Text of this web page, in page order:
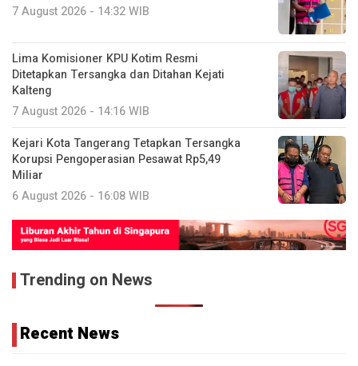
7 August 2026 - 14:32 WIB
Lima Komisioner KPU Kotim Resmi
Ditetapkan Tersangka dan Ditahan Kejati
Kalteng
7 August 2026 - 14:16 WIB
Kejari Kota Tangerang Tetapkan Tersangka
Korupsi Pengoperasian Pesawat Rp5,49
Miliar
6 August 2026 - 16:08 WIB
Trending on News
Recent News